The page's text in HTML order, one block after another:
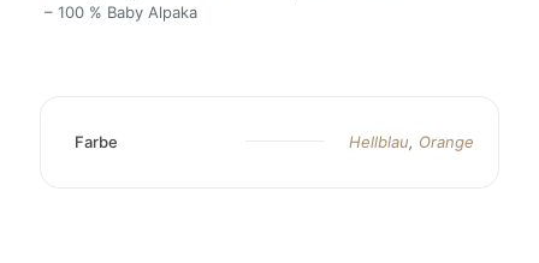
– 100 % Baby Alpaka
Farbe Hellblau, Orange